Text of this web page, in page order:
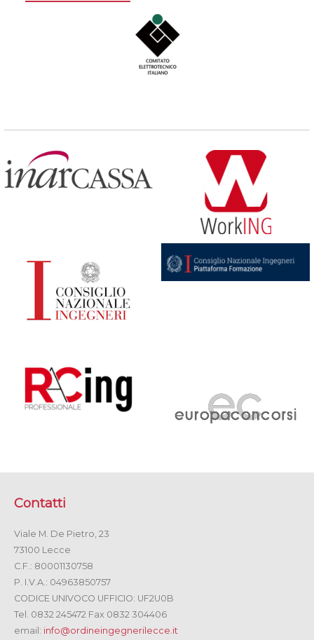
Contatti
Viale M. De Pietro, 23
73100 Lecce
C.F.: 80001130758
P. I.V.A.: 04963850757
CODICE UNIVOCO UFFICIO: UF2U0B
Tel. 0832 245472 Fax 0832 304406
email: info@ordineingegnerilecce.it